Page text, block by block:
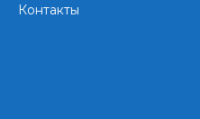
Контакты